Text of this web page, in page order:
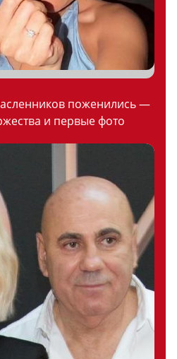
поженились —
и первые фото